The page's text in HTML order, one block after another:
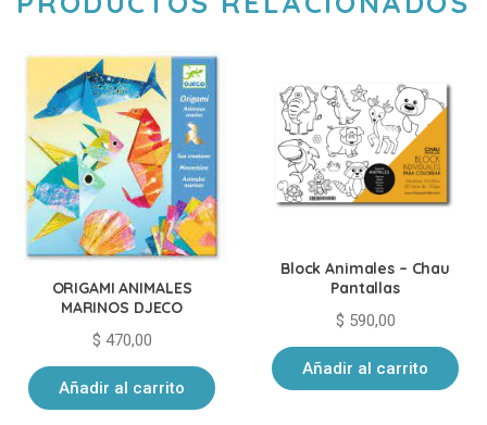
ORIGAMI ANIMALES
MARINOS DJECO
$ 470,00
Añadir al carrito
Block Animales – Chau
Pantallas
$ 590,00
Añadir al carrito